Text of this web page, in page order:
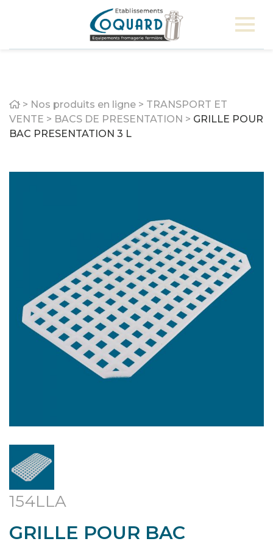
Home
> Nos produits en ligne > TRANSPORT ET
VENTE > BACS DE PRESENTATION > GRILLE POUR
BAC PRESENTATION 3 L
154LLA
GRILLE POUR BAC